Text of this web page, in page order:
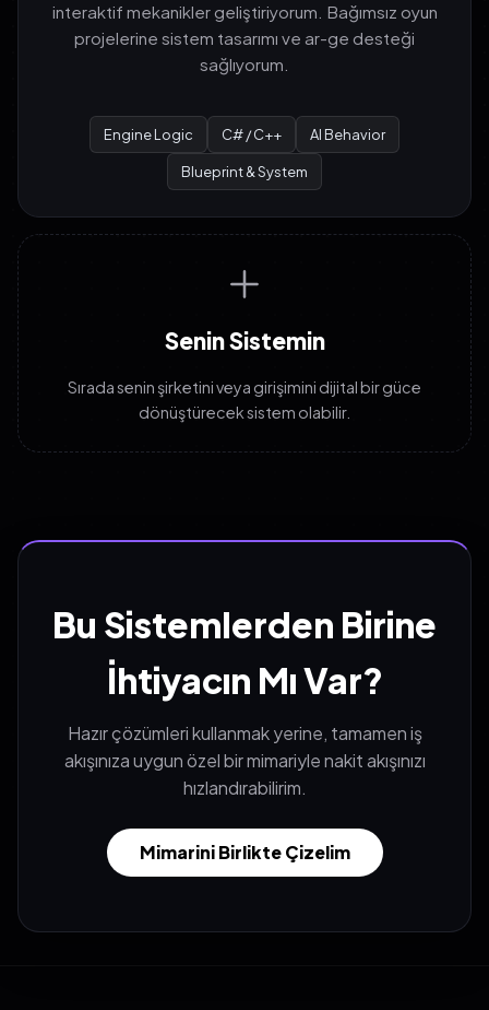
interaktif mekanikler geliştiriyorum. Bağımsız oyun
projelerine sistem tasarımı ve ar-ge desteği
sağlıyorum.
Engine Logic C# / C++ AI Behavior
Blueprint & System
Senin Sistemin
Sırada senin şirketini veya girişimini dijital bir güce
dönüştürecek sistem olabilir.
Bu Sistemlerden Birine
İhtiyacın Mı Var?
Hazır çözümleri kullanmak yerine, tamamen iş
akışınıza uygun özel bir mimariyle nakit akışınızı
hızlandırabilirim.
Mimarini Birlikte Çizelim